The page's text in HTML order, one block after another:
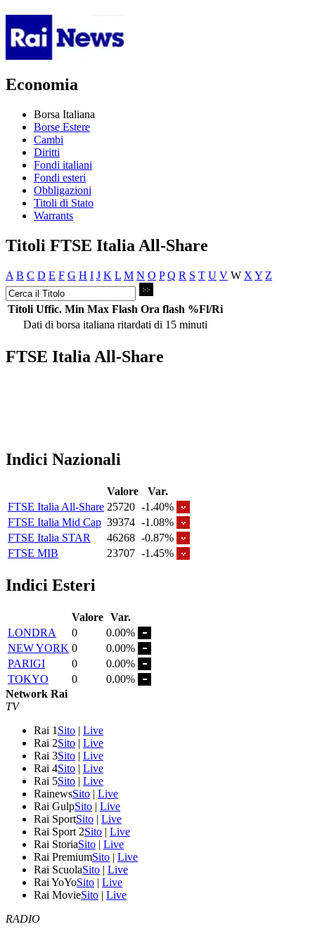
Economia
Borsa Italiana
Borse Estere
Cambi
Diritti
Fondi italiani
Fondi esteri
Obbligazioni
Titoli di Stato
Warrants
Titoli FTSE Italia All-Share
A B C D E F G H I J K L M N O P Q R S T U V W X Y Z
Titoli Uffic. Min Max Flash Ora flash %Fl/Ri
Dati di borsa italiana ritardati di 15 minuti
FTSE Italia All-Share
Indici Nazionali
Valore
Var.
FTSE Italia All-Share 25720 -1.40%
FTSE Italia Mid Cap 39374 -1.08%
FTSE Italia STAR
46268 -0.87%
FTSE MIB
23707 -1.45%
Indici Esteri
Valore Var.
LONDRA
0
0.00%
NEW YORK 0
0.00%
PARIGI
0
0.00%
TOKYO
0
0.00%
Network Rai
TV
Rai 1 Sito | Live
Rai 2Sito | Live
Rai 3Sito | Live
Rai 4Sito | Live
Rai 5Sito | Live
RainewsSito | Live
Rai GulpSito | Live
Rai SportSito | Live
Rai Sport 2Sito | Live
Rai StoriaSito | Live
Rai PremiumSito | Live
Rai ScuolaSito | Live
Rai YoYoSito | Live
Rai MovieSito | Live
RADIO